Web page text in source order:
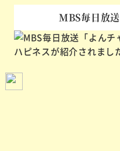
MBS毎日放送